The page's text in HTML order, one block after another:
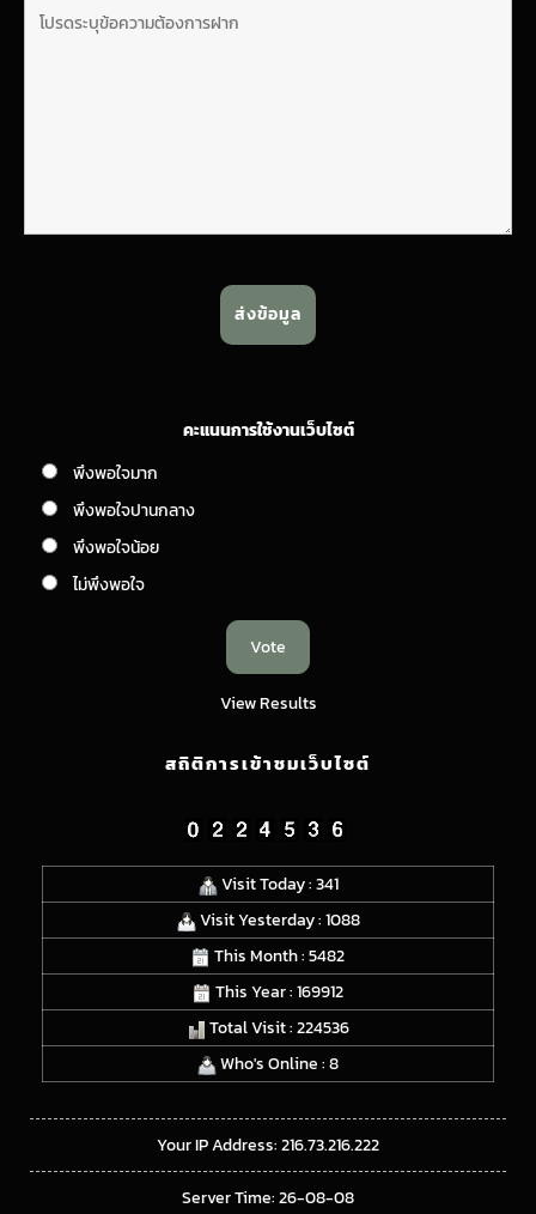
คะแนนการใช้งานเว็บไซต์
พึงพอใจมาก
พึงพอใจปานกลาง
พึงพอใจน้อย
ไม่พึงพอใจ
View Results
สถิติการเข้าชมเว็บไซต์
Visit Today : 341
Visit Yesterday : 1088
This Month : 5482
This Year : 169912
Total Visit : 224536
Who's Online : 8
Your IP Address: 216.73.216.222
Server Time: 26-08-08